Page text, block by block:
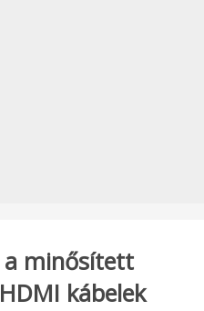
a minősített
kábelek